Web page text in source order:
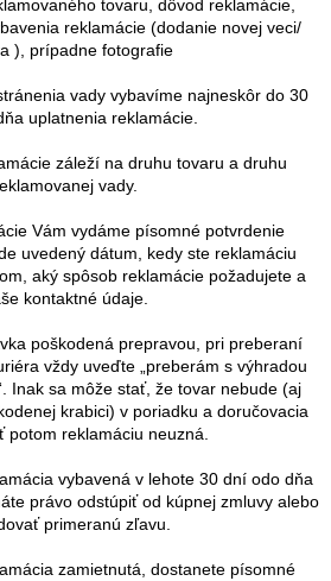
tovaru, dôvod reklamácie,
reklamácie (dodanie novej veci/
), prípadne fotografie
vady vybavíme najneskôr do 30
uplatnenia reklamácie.
záleží na druhu tovaru a druhu
vady.
Vám vydáme písomné potvrdenie
uvedený dátum, kedy ste reklamáciu
aký spôsob reklamácie požadujete a
kontaktné údaje.
poškodená prepravou, pri preberaní
vždy uveďte „preberám s výhradou
Inak sa môže stať, že tovar nebude (aj
krabici) v poriadku a doručovacia
potom reklamáciu neuzná.
vybavená v lehote 30 dní odo dňa
právo odstúpiť od kúpnej zmluvy alebo
primeranú zľavu.
zamietnutá, dostanete písomné